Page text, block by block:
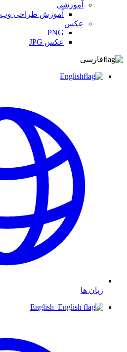
آموزشی
آموزش طراحی وب
عکس
PNG
عکس JPG
فارسی
English
زبان ها
English